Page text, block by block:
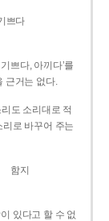
쁘다
쁘다, 아끼다’를
근거는 없다.
도 소리대로 적
리로 바꾸어 주는
함지
있다고 할 수 없